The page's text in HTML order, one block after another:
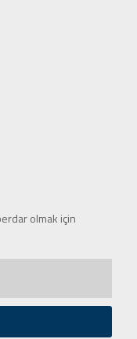
olmak için